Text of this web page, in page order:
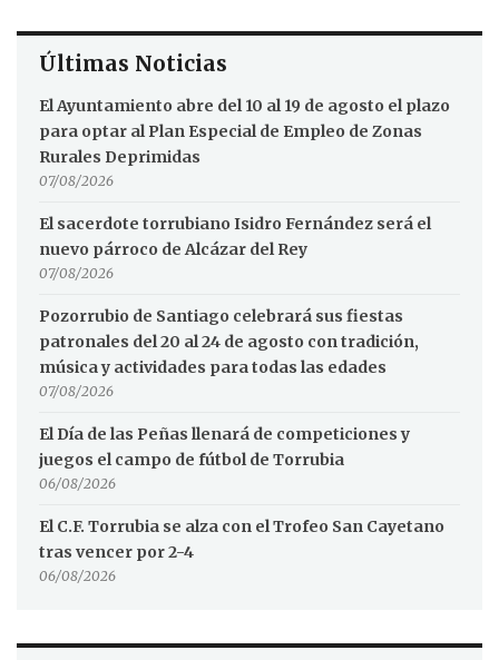
Últimas Noticias
El Ayuntamiento abre del 10 al 19 de agosto el plazo
para optar al Plan Especial de Empleo de Zonas
Rurales Deprimidas
07/08/2026
El sacerdote torrubiano Isidro Fernández será el
nuevo párroco de Alcázar del Rey
07/08/2026
Pozorrubio de Santiago celebrará sus fiestas
patronales del 20 al 24 de agosto con tradición,
música y actividades para todas las edades
07/08/2026
El Día de las Peñas llenará de competiciones y
juegos el campo de fútbol de Torrubia
06/08/2026
El C.F. Torrubia se alza con el Trofeo San Cayetano
tras vencer por 2-4
06/08/2026